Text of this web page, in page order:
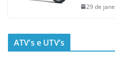
29 de
ATV’s e UTV’s